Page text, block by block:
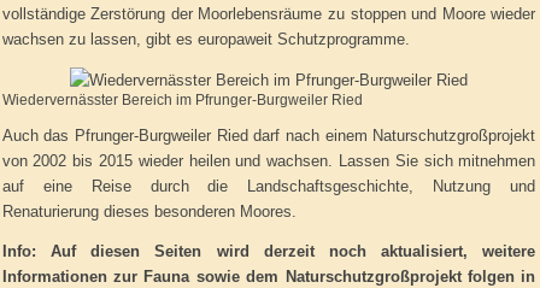
vollständige Zerstörung der Moorlebensräume zu stoppen und Moore wieder
wachsen zu lassen, gibt es europaweit Schutzprogramme.
Wiedervernässter Bereich im Pfrunger-Burgweiler Ried
Auch das Pfrunger-Burgweiler Ried darf nach einem Naturschutzgroßprojekt
von 2002 bis 2015 wieder heilen und wachsen. Lassen Sie sich mitnehmen
auf eine Reise durch die Landschaftsgeschichte, Nutzung und
Renaturierung dieses besonderen Moores.
Info: Auf diesen Seiten wird derzeit noch aktualisiert, weitere
Informationen zur Fauna sowie dem Naturschutzgroßprojekt folgen in